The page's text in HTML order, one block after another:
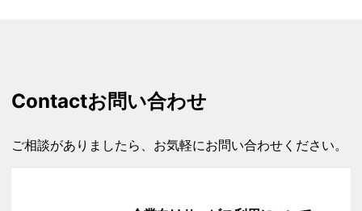
Contactお問い合わせ
ご相談がありましたら、お気軽にお問い合わせください。